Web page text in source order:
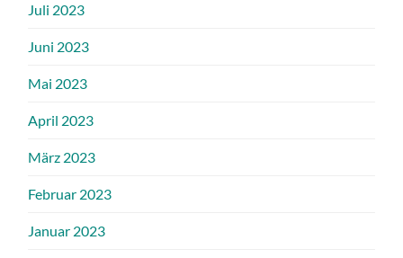
Juli 2023
Juni 2023
Mai 2023
April 2023
März 2023
Februar 2023
Januar 2023